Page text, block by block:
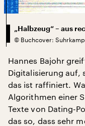
„Halbzeug“ – aus
© Buchcover:
Hannes Bajohr
Digitalisierung auf,
das ist raffiniert.
Algorithmen einer
Texte von Dating-
das so, dass sehr